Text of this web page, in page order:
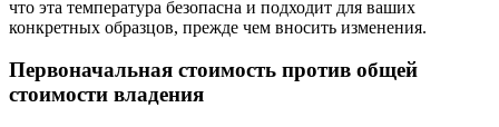
что эта температура безопасна и подходит для ваших
конкретных образцов, прежде чем вносить изменения.
Первоначальная стоимость против общей
стоимости владения